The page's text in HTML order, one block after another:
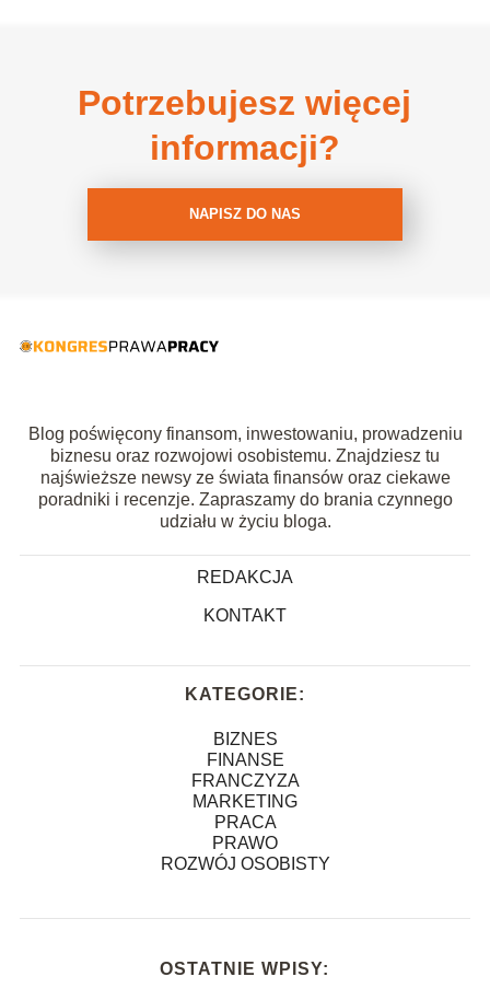
Potrzebujesz więcej
informacji?
NAPISZ DO NAS
Blog poświęcony finansom, inwestowaniu, prowadzeniu
biznesu oraz rozwojowi osobistemu. Znajdziesz tu
najświeższe newsy ze świata finansów oraz ciekawe
poradniki i recenzje. Zapraszamy do brania czynnego
udziału w życiu bloga.
REDAKCJA
KONTAKT
KATEGORIE:
BIZNES
FINANSE
FRANCZYZA
MARKETING
PRACA
PRAWO
ROZWÓJ OSOBISTY
OSTATNIE WPISY: